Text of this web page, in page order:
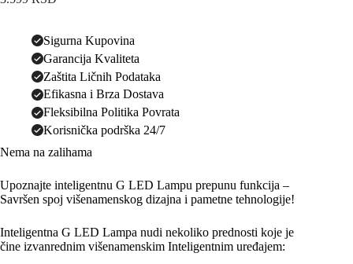
Sigurna Kupovina
Garancija Kvaliteta
Zaštita Ličnih Podataka
Efikasna i Brza Dostava
Fleksibilna Politika Povrata
Korisnička podrška 24/7
Nema na zalihama
Upoznajte inteligentnu G LED Lampu prepunu funkcija –
Savršen spoj višenamenskog dizajna i pametne tehnologije!
Inteligentna G LED Lampa nudi nekoliko prednosti koje je
čine izvanrednim višenamenskim Inteligentnim uređajem: